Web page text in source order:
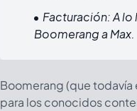
Facturación: A
Boomerang a Max.
Boomerang (que todavía
para los conocidos